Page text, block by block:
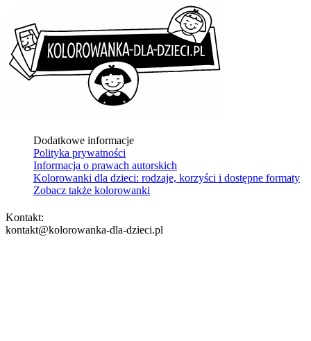
Dodatkowe informacje
Polityka prywatności
Informacja o prawach autorskich
Kolorowanki dla dzieci: rodzaje, korzyści i dostępne formaty
Zobacz także kolorowanki
Kontakt:
kontakt@kolorowanka-dla-dzieci.pl